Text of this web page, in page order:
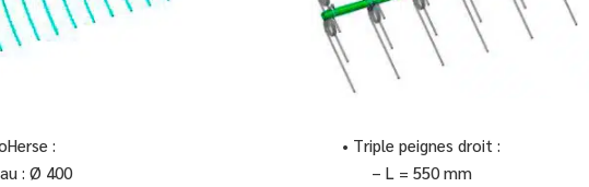
:
: Ø 400
• Triple peignes droit :
– L = 550 mm